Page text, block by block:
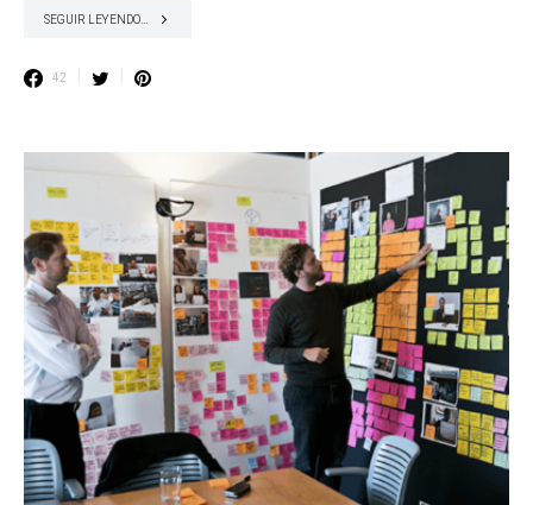
SEGUIR LEYENDO...
42